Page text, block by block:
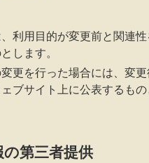
利用目的が変更前と関連
します。
更を行った場合には、変
ブサイト上に公表するもの
第三者提供